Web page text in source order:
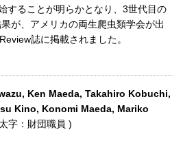
することが明らかとなり、3世代目の
が、アメリカの両生爬虫類学会が出
誌に掲載されました。
Ken Maeda, Takahiro Kobuchi,
Kino, Konomi Maeda, Mariko
字：財団職員 )